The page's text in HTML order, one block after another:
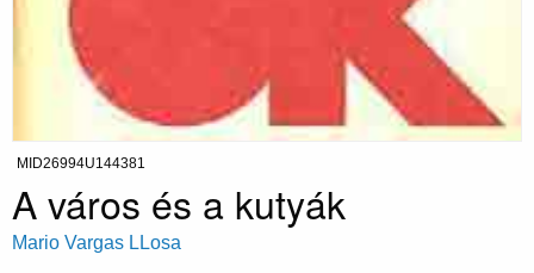
MID26994U144381
A város és a kutyák
Mario Vargas LLosa